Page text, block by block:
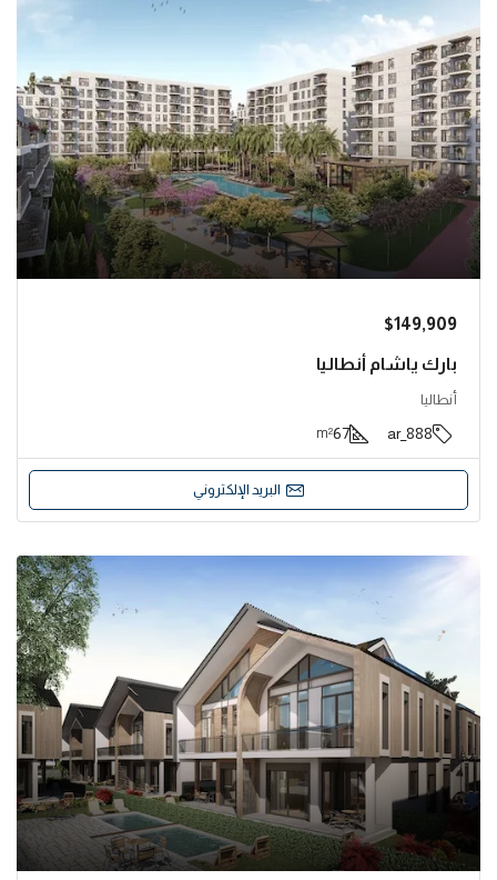
$149,909
بارك ياشام أنطاليا
أنطاليا
888_ar
67
m²
البريد الإلكتروني